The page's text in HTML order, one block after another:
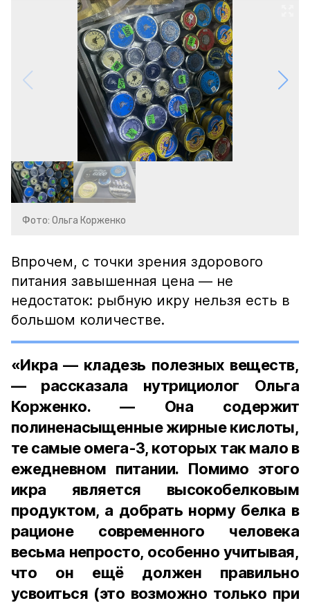
Фото: Ольга Корженко
Впрочем, с точки зрения здорового
питания завышенная цена — не
недостаток: рыбную икру нельзя есть в
большом количестве.
«Икра — кладезь полезных веществ,
— рассказала нутрициолог Ольга
Корженко. — Она содержит
полиненасыщенные жирные кислоты,
те самые омега-3, которых так мало в
ежедневном питании. Помимо этого
икра является высокобелковым
продуктом, а добрать норму белка в
рационе современного человека
весьма непросто, особенно учитывая,
что он ещё должен правильно
усвоиться (это возможно только при